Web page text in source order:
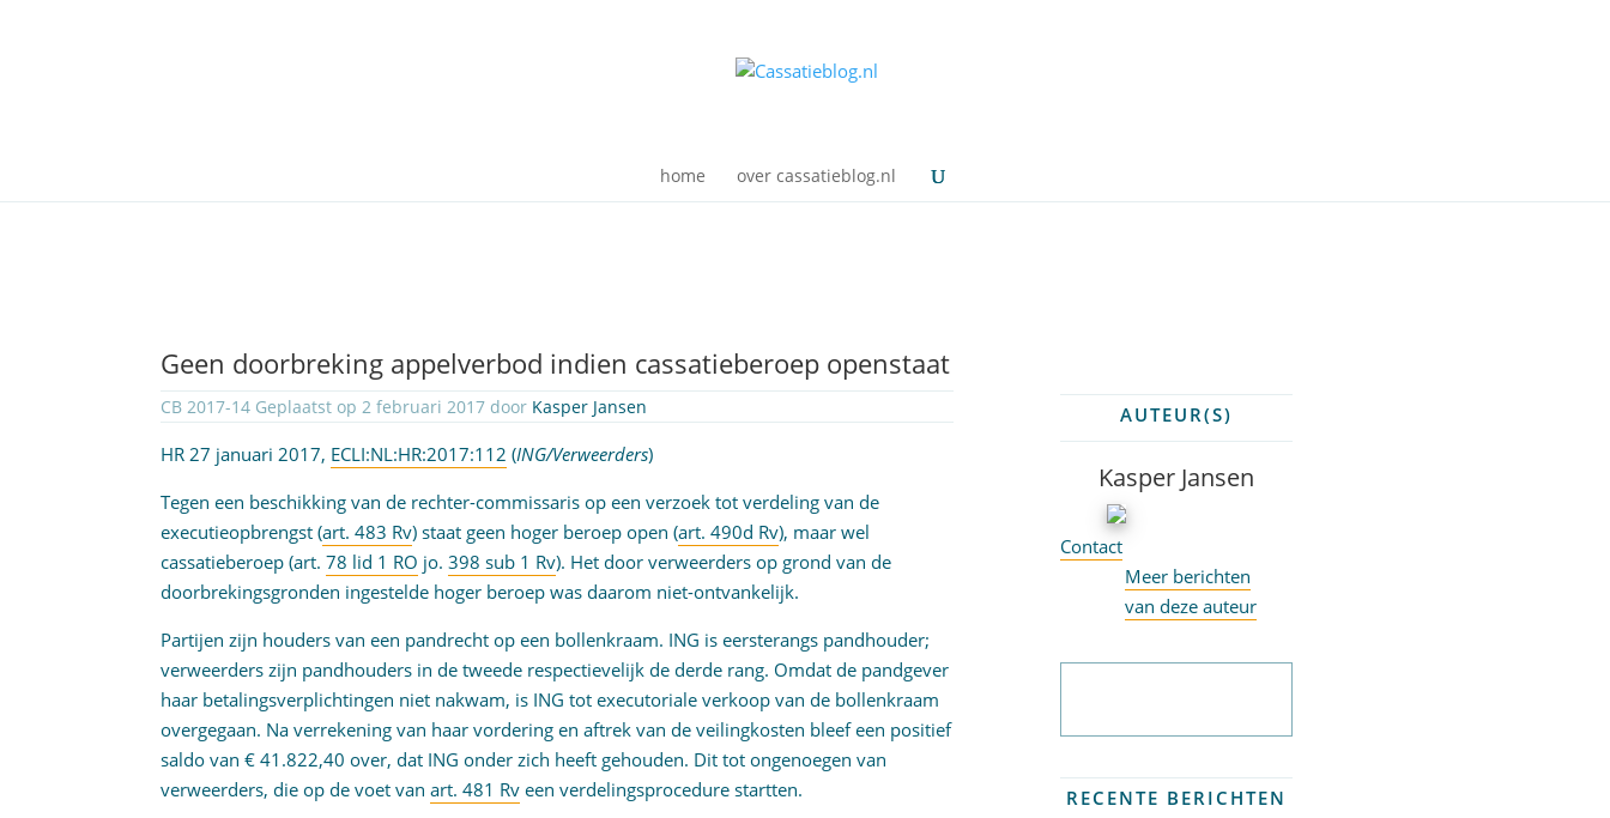
home over cassatieblog.nl
Geen doorbreking appelverbod indien cassatieberoep openstaat
CB 2017-14 Geplaatst op 2 februari 2017 door Kasper Jansen
HR 27 januari 2017, ECLI:NL:HR:2017:112 (ING/Verweerders)
Tegen een beschikking van de rechter-commissaris op een verzoek tot verdeling van de
executieopbrengst (art. 483 Rv) staat geen hoger beroep open (art. 490d Rv), maar wel
cassatieberoep (art.78 lid 1 RO jo.398 sub 1 Rv). Het door verweerders op grond van de
doorbrekingsgronden ingestelde hoger beroep was daarom niet-ontvankelijk.
Partijen zijn houders van een pandrecht op een bollenkraam. ING is eersterangs pandhouder;
verweerders zijn pandhouders in de tweede respectievelijk de derde rang. Omdat de pandgever
haar betalingsverplichtingen niet nakwam, is ING tot executoriale verkoop van de bollenkraam
overgegaan. Na verrekening van haar vordering en aftrek van de veilingkosten bleef een positief
saldo van € 41.822,40 over, dat ING onder zich heeft gehouden. Dit tot ongenoegen van
verweerders, die op de voet vanart. 481 Rv een verdelingsprocedure startten.
AUTEUR(S)
Kasper Jansen
Contact
Meer berichten
van deze auteur
RECENTE BERICHTEN